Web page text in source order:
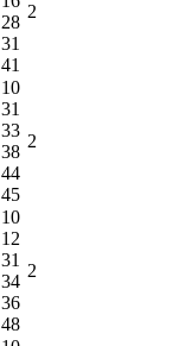
28
31
41
2
10
31
33
38
44
45
2
10
12
31
34
36
48
2